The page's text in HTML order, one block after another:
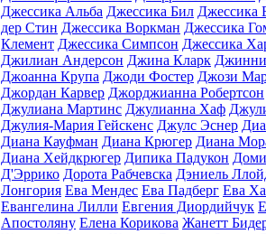
Джессика Альба Джессика Бил Джессика
дер Стин Джессика Воркман Джессика
Клемент Джессика Симпсон Джессика
Джилиан Андерсон Джина Кларк Джинни
Джоанна Крупа Джоди Фостер Джози
Джордан Карвер Джорджианна Робертсон
Джулиана Мартинс Джулианна Хаф
Джулия-Мария Гейскенс Джулс Эснер
Диана Кауфман Диана Крюгер Диана
Диана Хейдкрюгер Дипика Падукон
Д'Эррико Дорота Рабчевска Дэниель
Лонгория Ева Мендес Ева Падберг Ева
Евангелина Лилли Евгения Диордийчук
Апостоляну Елена Корикова Жанетт